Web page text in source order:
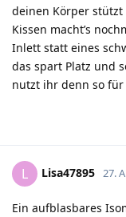
deinen Körper stützt
Kissen macht’s
Inlett statt eines
das spart Platz und
nutzt ihr denn so
L Lisa47895 27.
Ein aufblasbares